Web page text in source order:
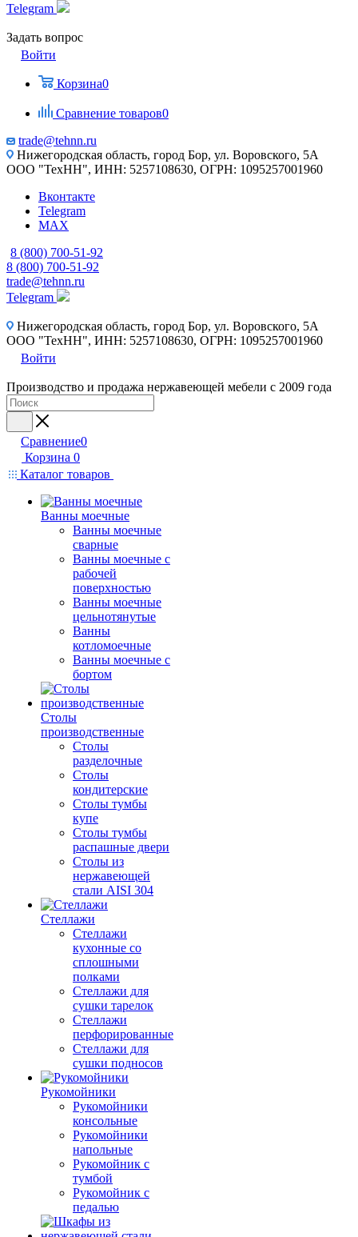
Telegram
Задать вопрос
Войти
Корзина0
Сравнение товаров0
trade@tehnn.ru
Нижегородская область, город Бор, ул. Воровского, 5А
ООО "ТехНН", ИНН: 5257108630, ОГРН: 1095257001960
Вконтакте
Telegram
MAX
8 (800) 700-51-92
8 (800) 700-51-92
trade@tehnn.ru
Telegram
Нижегородская область, город Бор, ул. Воровского, 5А
ООО "ТехНН", ИНН: 5257108630, ОГРН: 1095257001960
Войти
Производство и продажа нержавеющей мебели с 2009 года
Сравнение0
Корзина 0
Каталог товаров
Ванны моечные
Ванны моечные
сварные
Ванны моечные с
рабочей
поверхностью
Ванны моечные
цельнотянутые
Ванны
котломоечные
Ванны моечные с
бортом
Столы
производственные
Столы
разделочные
Столы
кондитерские
Столы тумбы
купе
Столы тумбы
распашные двери
Столы из
нержавеющей
стали AISI 304
Стеллажи
Стеллажи
кухонные со
сплошными
полками
Стеллажи для
сушки тарелок
Стеллажи
перфорированные
Стеллажи для
сушки подносов
Рукомойники
Рукомойники
консольные
Рукомойники
напольные
Рукомойник с
тумбой
Рукомойник с
педалью